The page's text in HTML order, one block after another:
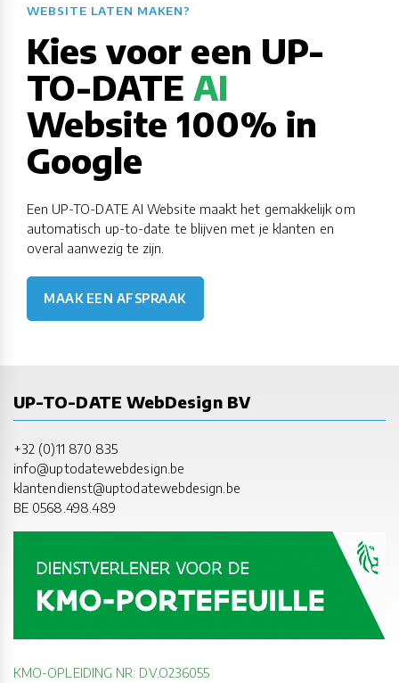
WEBSITE LATEN MAKEN?​​​​​​​​​​​​​​
Kies voor een UP-
TO-DATE AI
Website 100% in
Google
Een UP-TO-DATE AI Website maakt het gemakkelijk om
automatisch up-to-date te blijven met je klanten en
overal aanwezig te zijn.
MAAK EEN AFSPRAAK
UP-TO-DATE WebDesign BV
+32 (0)11 870 835
info@uptodatewebdesign.be
klantendienst@uptodatewebdesign.be
BE 0568.498.489
KMO-OPLEIDING NR: DV.O236055